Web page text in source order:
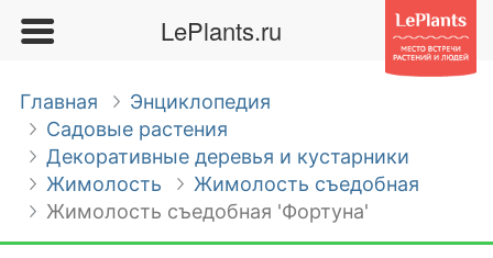
LePlants.ru
Главная
Энциклопедия
Садовые растения
Декоративные деревья и кустарники
Жимолость
Жимолость съедобная
Жимолость съедобная 'Фортуна'